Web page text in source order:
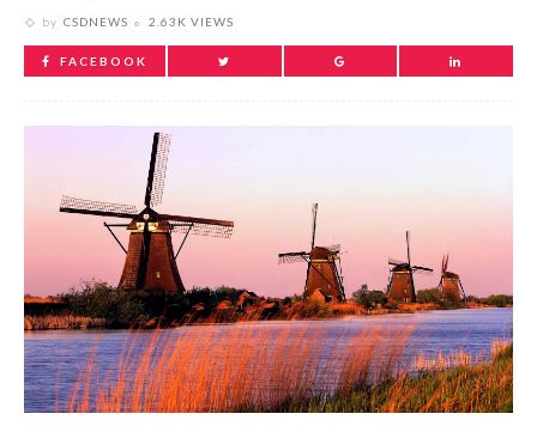
by CSDNEWS 2.63K VIEWS
FACEBOOK